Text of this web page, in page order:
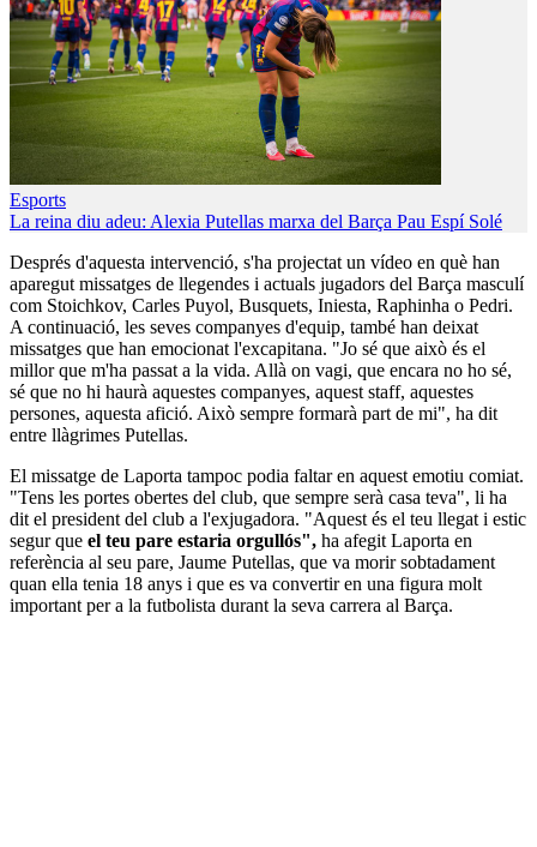
Esports
La reina diu adeu: Alexia Putellas marxa del Barça Pau Espí Solé
Després d'aquesta intervenció, s'ha projectat un vídeo en què han
aparegut missatges de llegendes i actuals jugadors del Barça masculí
com Stoichkov, Carles Puyol, Busquets, Iniesta, Raphinha o Pedri.
A continuació, les seves companyes d'equip, també han deixat
missatges que han emocionat l'excapitana. "Jo sé que això és el
millor que m'ha passat a la vida. Allà on vagi, que encara no ho sé,
sé que no hi haurà aquestes companyes, aquest staff, aquestes
persones, aquesta afició. Això sempre formarà part de mi", ha dit
entre llàgrimes Putellas.
El missatge de Laporta tampoc podia faltar en aquest emotiu comiat.
"Tens les portes obertes del club, que sempre serà casa teva", li ha
dit el president del club a l'exjugadora. "Aquest és el teu llegat i estic
segur que el teu pare estaria orgullós", ha afegit Laporta en
referència al seu pare, Jaume Putellas, que va morir sobtadament
quan ella tenia 18 anys i que es va convertir en una figura molt
important per a la futbolista durant la seva carrera al Barça.